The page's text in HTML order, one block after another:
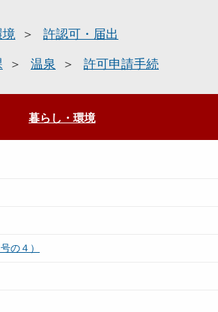
境 許認可・届出
温泉 許可申請手続
暮らし・環境
の４）